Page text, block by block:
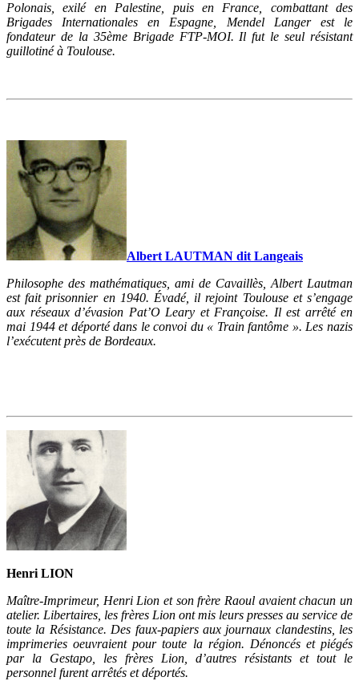
Polonais, exilé en Palestine, puis en France, combattant des
Brigades Internationales en Espagne, Mendel Langer est le
fondateur de la 35ème Brigade FTP-MOI. Il fut le seul résistant
guillotiné à Toulouse.
Albert LAUTMAN dit Langeais
Philosophe des mathématiques, ami de Cavaillès, Albert Lautman
est fait prisonnier en 1940. Évadé, il rejoint Toulouse et s’engage
aux réseaux d’évasion Pat’O Leary et Françoise. Il est arrêté en
mai 1944 et déporté dans le convoi du « Train fantôme ». Les nazis
l’exécutent près de Bordeaux.
Henri LION
Maître-Imprimeur, Henri Lion et son frère Raoul avaient chacun un
atelier. Libertaires, les frères Lion ont mis leurs presses au service de
toute la Résistance. Des faux-papiers aux journaux clandestins, les
imprimeries oeuvraient pour toute la région. Dénoncés et piégés
par la Gestapo, les frères Lion, d’autres résistants et tout le
personnel furent arrêtés et déportés.